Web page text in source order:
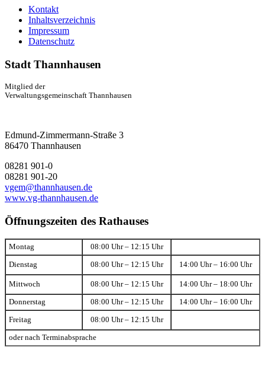
Kontakt
Inhaltsverzeichnis
Impressum
Datenschutz
Stadt Thannhausen
Mitglied der
Verwaltungsgemeinschaft Thannhausen
Edmund-Zimmermann-Straße 3
86470 Thannhausen
08281 901-0
08281 901-20
vgem@thannhausen.de
www.vg-thannhausen.de
Öffnungszeiten des Rathauses
Montag 08:00 Uhr – 12:15 Uhr
Dienstag 08:00 Uhr – 12:15 Uhr 14:00 Uhr – 16:00 Uhr
Mittwoch 08:00 Uhr – 12:15 Uhr 14:00 Uhr – 18:00 Uhr
Donnerstag 08:00 Uhr – 12:15 Uhr 14:00 Uhr – 16:00 Uhr
Freitag 08:00 Uhr – 12:15 Uhr
oder nach Terminabsprache